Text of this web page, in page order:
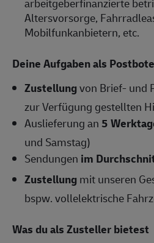
Altersvorsorge,
Mobilfunkanbietern, etc.
Deine Aufgaben als
Zustellungvon Brief- und
zur Verfügung gestellten
Auslieferung an5
und Samstag)
Sendungen im
Zustellungmit unseren
bspw. vollelektrische
Was du als Zusteller bietest